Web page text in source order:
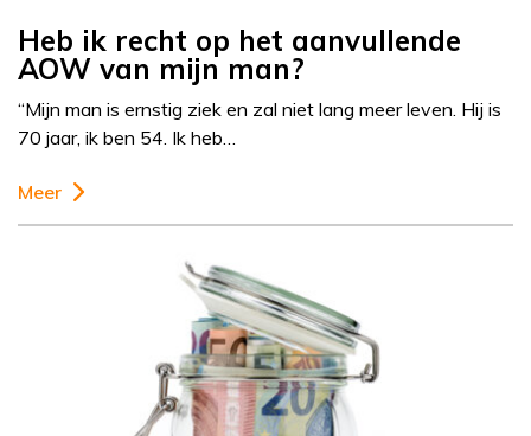
Heb ik recht op het aanvullende
AOW van mijn man?
“Mijn man is ernstig ziek en zal niet lang meer leven. Hij is
70 jaar, ik ben 54. Ik heb…
Meer